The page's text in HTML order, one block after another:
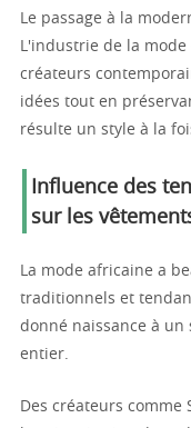
Le passage à la
L'industrie de la
créateurs
idées tout en
résulte un style à la
Influence des
sur les
La mode africaine a
traditionnels et
donné naissance à
entier.
Des créateurs comme